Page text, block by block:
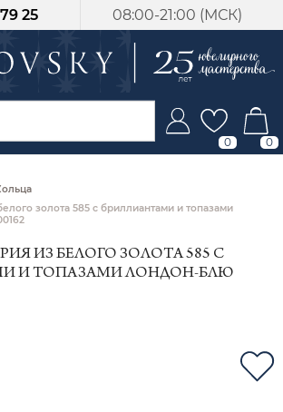
08:00-21:00 (МСК)
25
0 0
золота 585 с бриллиантами и топазами
ИЗ БЕЛОГО ЗОЛОТА 585 С
И ТОПАЗАМИ ЛОНДОН-БЛЮ
от 15 дней с